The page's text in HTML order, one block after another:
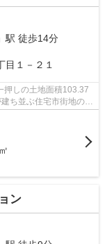
」駅 徒歩14分
目１－２１
押しの土地面積103.37
ち並ぶ住宅市街地の良
ン